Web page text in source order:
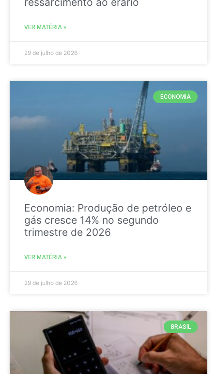
VER MATÉRIA »
29 de julho de 2026
ECONOMIA
Economia: Produção de petróleo e
gás cresce 14% no segundo
trimestre de 2026
VER MATÉRIA »
29 de julho de 2026
BRASIL